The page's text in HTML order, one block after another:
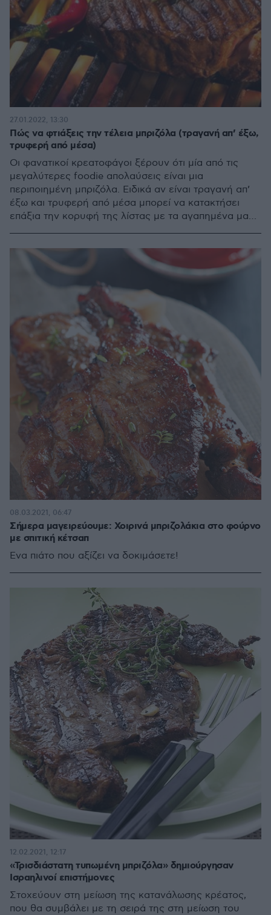
Πώς να φτιάξεις την τέλεια μπριζόλα (τραγανή απ’ έξω,
τρυφερή από μέσα)
Οι φανατικοί κρεατοφάγοι ξέρουν ότι μία από τις
μεγαλύτερες foodie απολαύσεις είναι μια
περιποιημένη μπριζόλα. Ειδικά αν είναι τραγανή απ’
έξω και τρυφερή από μέσα μπορεί να κατακτήσει
επάξια την κορυφή της λίστας με τα αγαπημένα μας
27.01.2022, 13:30
Σήμερα μαγειρεύουμε: Χοιρινά μπριζολάκια στο φούρνο
με σπιτική κέτσαπ
Ένα πιάτο που αξίζει να δοκιμάσετε!
08.03.2021, 06:47
«Τρισδιάστατη τυπωμένη μπριζόλα» δημιούργησαν
Ισραηλινοί επιστήμονες
Στοχεύουν στη μείωση της κατανάλωσης κρέατος,
που θα συμβάλει με τη σειρά της στη μείωση του
12.02.2021, 12:17